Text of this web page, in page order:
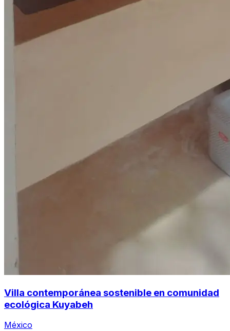
Villa contemporánea sostenible en comunidad
ecológica Kuyabeh
México